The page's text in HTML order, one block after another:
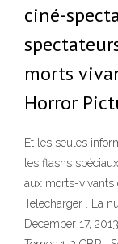
ciné-
morts
Horror
Et les seules
les flashs
aux morts-vivants
Telecharger . La
December 17,